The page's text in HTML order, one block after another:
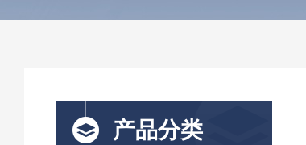
产品分类